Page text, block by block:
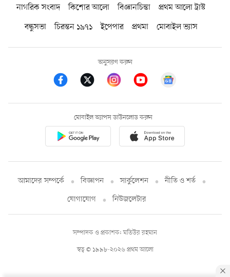
নাগরিক সংবাদ কিশোর আলো বিজ্ঞানচিন্তা
প্রথম আলো ট্রাস্ট
বন্ধুসভা
চিরন্তন ১৯৭১ ইপেপার প্রথমা মোবাইল ভ্যাস
অনুসরণ করুন
মোবাইল অ্যাপস ডাউনলোড করুন
আমাদের সম্পর্কে বিজ্ঞাপন সার্কুলেশন
নীতি ও শর্ত
যোগাযোগ
নিউজলেটার
স্বত্ব © ১৯৯৮-২০২৬ প্রথম আলো
সম্পাদক ও প্রকাশক: মতিউর রহমান